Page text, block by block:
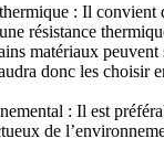
: Il convient
résistance
matériaux peuvent
donc les choisir
: Il est
de